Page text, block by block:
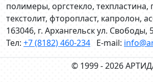
полимеры, оргстекло, техпластина,
текстолит, фторопласт, капролон,
163046, г. Архангельск ул. Свободы,
Тел: +7 (8182) 460-234 E-mail:
© 1999 - 2026